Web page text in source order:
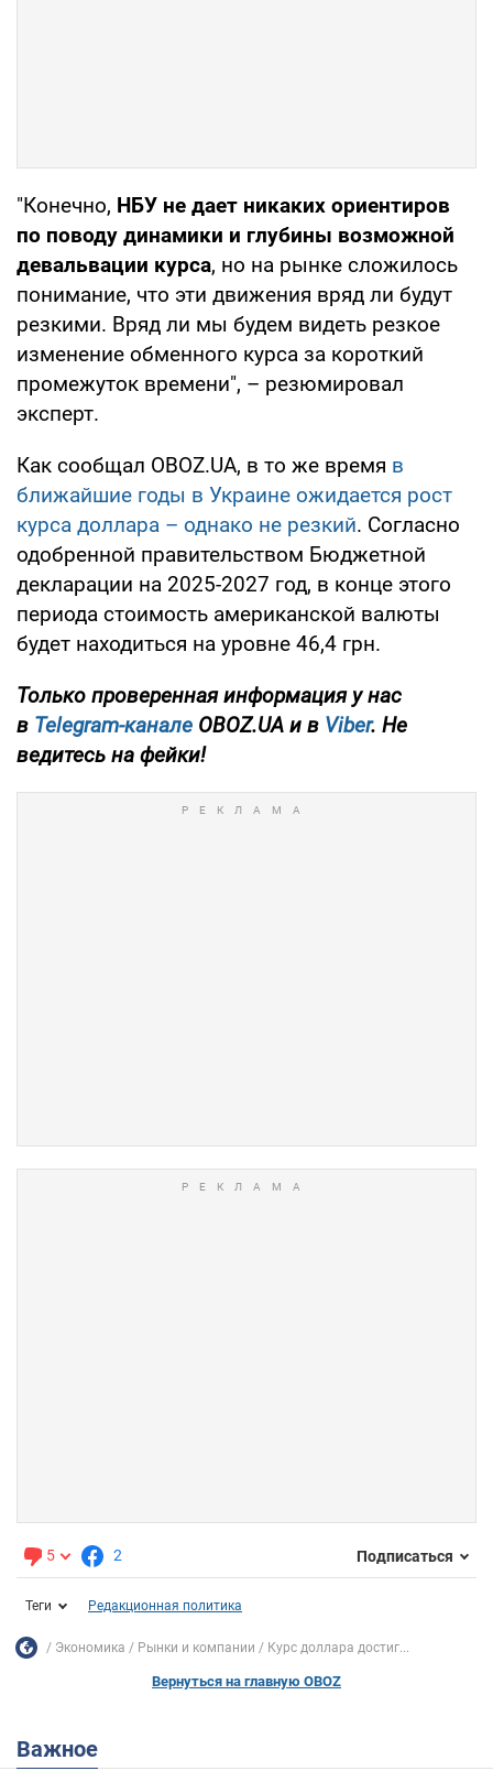
"Конечно, НБУ не дает никаких ориентиров
по поводу динамики и глубины возможной
девальвации курса, но на рынке сложилось
понимание, что эти движения вряд ли будут
резкими. Вряд ли мы будем видеть резкое
изменение обменного курса за короткий
промежуток времени", – резюмировал
эксперт.
Как сообщал OBOZ.UA, в то же время в
ближайшие годы в Украине ожидается рост
курса доллара – однако не резкий. Согласно
одобренной правительством Бюджетной
декларации на 2025-2027 год, в конце этого
периода стоимость американской валюты
будет находиться на уровне 46,4 грн.
Только проверенная информация у нас
в Telegram-канале OBOZ.UA и в Viber. Не
ведитесь на фейки!
5 2 Подписаться
Теги Редакционная политика
Экономика Рынки и компании Курс доллара достиг...
Вернуться на главную OBOZ
Важное